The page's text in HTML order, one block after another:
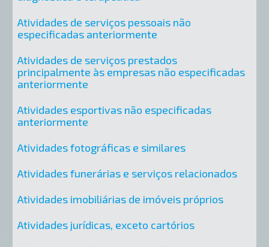
Atividades de serviços pessoais não
especificadas anteriormente
Atividades de serviços prestados
principalmente às empresas não especificadas
anteriormente
Atividades esportivas não especificadas
anteriormente
Atividades fotográficas e similares
Atividades funerárias e serviços relacionados
Atividades imobiliárias de imóveis próprios
Atividades jurídicas, exceto cartórios